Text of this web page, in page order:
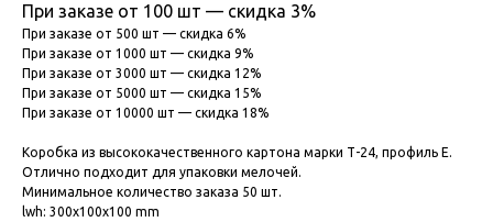
При заказе от 100 шт — скидка 3%
При заказе от 500 шт — скидка 6%
При заказе от 1000 шт — скидка 9%
При заказе от 3000 шт — скидка 12%
При заказе от 5000 шт — скидка 15%
При заказе от 10000 шт — скидка 18%
Коробка из высококачественного картона марки Т-24, профиль Е.
Отлично подходит для упаковки мелочей.
Минимальное количество заказа 50 шт.
lwh: 300x100x100 mm